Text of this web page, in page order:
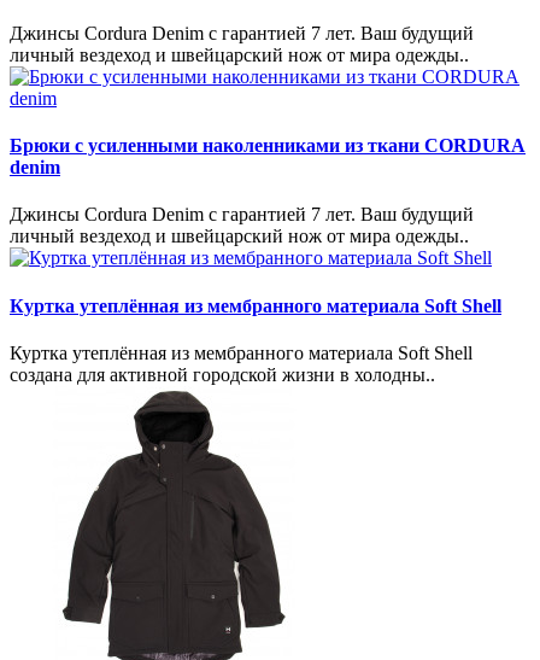
Джинсы Cordura Denim с гарантией 7 лет. Ваш будущий
личный вездеход и швейцарский нож от мира одежды..
Брюки с усиленными наколенниками из ткани CORDURA
denim
Джинсы Cordura Denim с гарантией 7 лет. Ваш будущий
личный вездеход и швейцарский нож от мира одежды..
Куртка утеплённая из мембранного материала Soft Shell
Куртка утеплённая из мембранного материала Soft Shell
создана для активной городской жизни в холодны..